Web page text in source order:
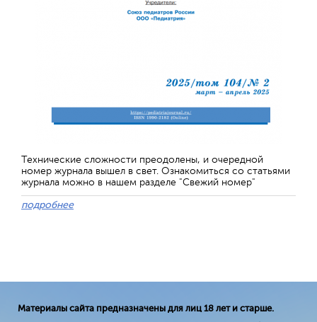
Технические сложности преодолены, и очередной
номер журнала вышел в свет. Ознакомиться со статьями
журнала можно в нашем разделе "Свежий номер"
подробнее
Материалы сайта предназначены для лиц 18 лет и старше.